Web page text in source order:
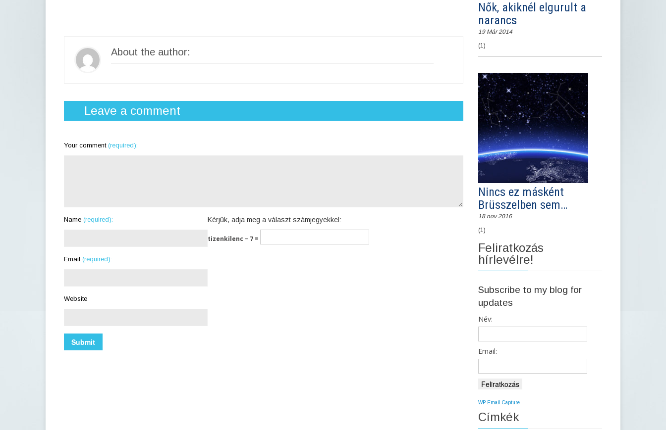
About the author:
Leave a comment
Your comment (required):
Name (required):
Email (required):
Website
Kérjük, adja meg a választ számjegyekkel:
tizenkilenc − 7 =
Nők, akiknél elgurult a
narancs
19 Már 2014
(1)
Nincs ez másként
Brüsszelben sem…
18 nov 2016
(1)
Feliratkozás
hírlevélre!
Subscribe to my blog for
updates
Név:
Email:
WP Email Capture
Címkék